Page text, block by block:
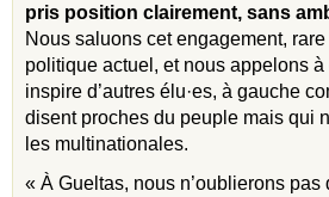
pris position clairement, sans
Nous saluons cet engagement,
politique actuel, et nous appelons
inspire d’autres élu·es, à gauche
disent proches du peuple mais qui
les multinationales.
« À Gueltas, nous n’oublierons